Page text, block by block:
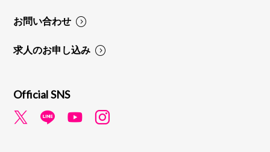
お問い合わせ
求人のお申し込み
Official SNS